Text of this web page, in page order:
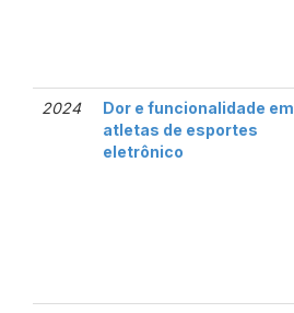
2024
Dor e funcionalidade em
atletas de esportes
eletrônico